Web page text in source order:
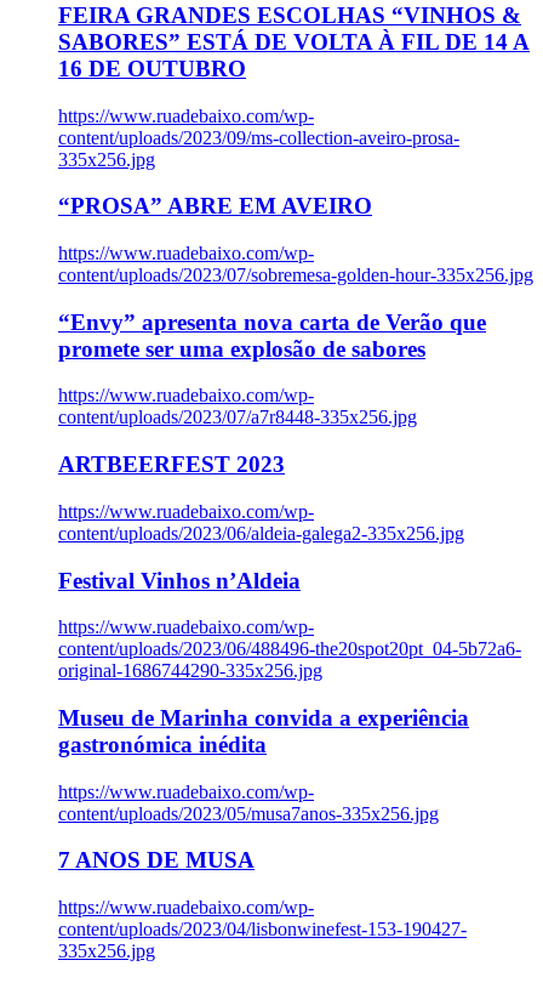
FEIRA GRANDES ESCOLHAS “VINHOS &
SABORES” ESTÁ DE VOLTA À FIL DE 14 A
16 DE OUTUBRO
https://www.ruadebaixo.com/wp-
content/uploads/2023/09/ms-collection-aveiro-prosa-
335x256.jpg
“PROSA” ABRE EM AVEIRO
https://www.ruadebaixo.com/wp-
content/uploads/2023/07/sobremesa-golden-hour-335x256.jpg
“Envy” apresenta nova carta de Verão que
promete ser uma explosão de sabores
https://www.ruadebaixo.com/wp-
content/uploads/2023/07/a7r8448-335x256.jpg
ARTBEERFEST 2023
https://www.ruadebaixo.com/wp-
content/uploads/2023/06/aldeia-galega2-335x256.jpg
Festival Vinhos n’Aldeia
https://www.ruadebaixo.com/wp-
content/uploads/2023/06/488496-the20spot20pt_04-5b72a6-
original-1686744290-335x256.jpg
Museu de Marinha convida a experiência
gastronómica inédita
https://www.ruadebaixo.com/wp-
content/uploads/2023/05/musa7anos-335x256.jpg
7 ANOS DE MUSA
https://www.ruadebaixo.com/wp-
content/uploads/2023/04/lisbonwinefest-153-190427-
335x256.jpg